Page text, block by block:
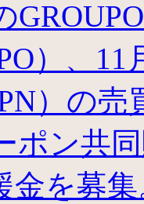
）、
）の売
ポン共
金を募